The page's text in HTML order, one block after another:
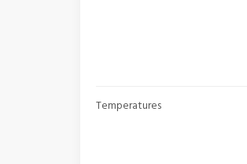
Temperatures